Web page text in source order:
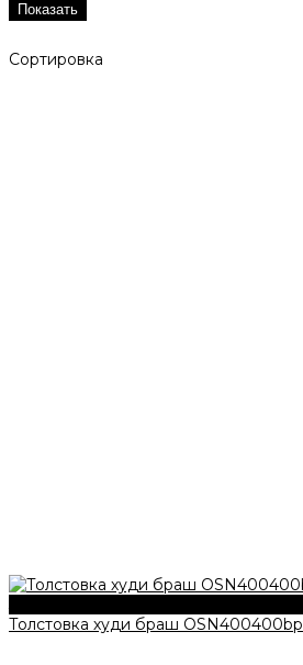
Показать
Сортировка
Толстовка худи браш OSN400400bp